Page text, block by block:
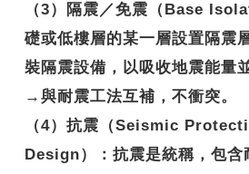
（3）隔震／免震（Base
礎或低樓層的某一層設置隔震
裝隔震設備，以吸收地震能量
→與耐震工法互補，不衝突。
（4）抗震（Seismic
Design）：抗震是統稱，包含